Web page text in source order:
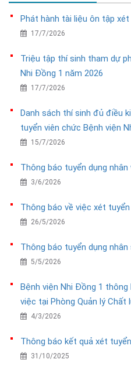
Phát hành tài liệu ôn tập
17/7/2026
Triệu tập thí sinh tham dự
Nhi Đồng 1 năm 2026
17/7/2026
Danh sách thí sinh đủ điều
tuyển viên chức Bệnh viện
15/7/2026
Thông báo tuyển dụng nhân
3/6/2026
Thông báo về việc xét
26/5/2026
Thông báo tuyển dụng nhân
5/5/2026
Bệnh viện Nhi Đồng 1
việc tại Phòng Quản lý Chất
4/3/2026
Thông báo kết quả xét
31/10/2025